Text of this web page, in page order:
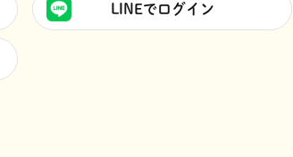
LINEでログイン